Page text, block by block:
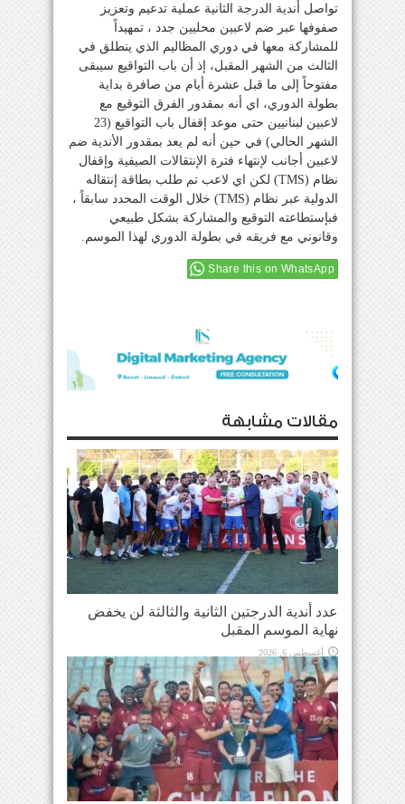
تواصل أندية الدرجة الثانية عملية تدعيم وتعزيز
صفوفها عبر ضم لاعبين محليين جدد ، تمهيداً
للمشاركة معها في دوري المظاليم الذي ينطلق في
الثالث من الشهر المقبل، إذ أن باب التواقيع سيبقى
مفتوحاً إلى ما قبل عشرة أيام من صافرة بداية
بطولة الدوري، اي أنه بمقدور الفرق التوقيع مع
لاعبين لبنانيين حتى موعد إقفال باب التواقيع (23
الشهر الحالي) في حين أنه لم يعد بمقدور الأندية ضم
لاعبين أجانب لإنتهاء فترة الإنتقالات الصيفية وإقفال
نظام (TMS) لكن اي لاعب تم طلب بطاقة إنتقاله
الدولية عبر نظام (TMS) خلال الوقت المحدد سابقاً ،
فبإستطاعته التوقيع والمشاركة بشكل طبيعي
وقانوني مع فريقه في بطولة الدوري لهذا الموسم.
Share this on WhatsApp
مقالات مشابهة
عدد أندية الدرجتين الثانية والثالثة لن يخفض
نهاية الموسم المقبل
أغسطس 6, 2026